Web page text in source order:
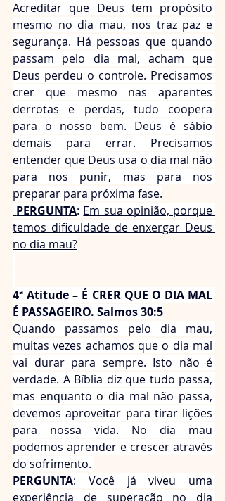
Acreditar que Deus tem propósito
mesmo no dia mau, nos traz paz e
segurança. Há pessoas que quando
passam pelo dia mal, acham que
Deus perdeu o controle. Precisamos
crer que mesmo nas aparentes
derrotas e perdas, tudo coopera
para o nosso bem. Deus é sábio
demais para errar. Precisamos
entender que Deus usa o dia mal não
para nos punir, mas para nos
preparar para próxima fase.
PERGUNTA: Em sua opinião, porque
temos dificuldade de enxergar Deus
no dia mau?
4ª Atitude – É CRER QUE O DIA MAL
É PASSAGEIRO. Salmos 30:5
Quando passamos pelo dia mau,
muitas vezes achamos que o dia mal
vai durar para sempre. Isto não é
verdade. A Bíblia diz que tudo passa,
mas enquanto o dia mal não passa,
devemos aproveitar para tirar lições
para nossa vida. No dia mau
podemos aprender e crescer através
do sofrimento.
PERGUNTA: Você já viveu uma
experiência de superação no dia